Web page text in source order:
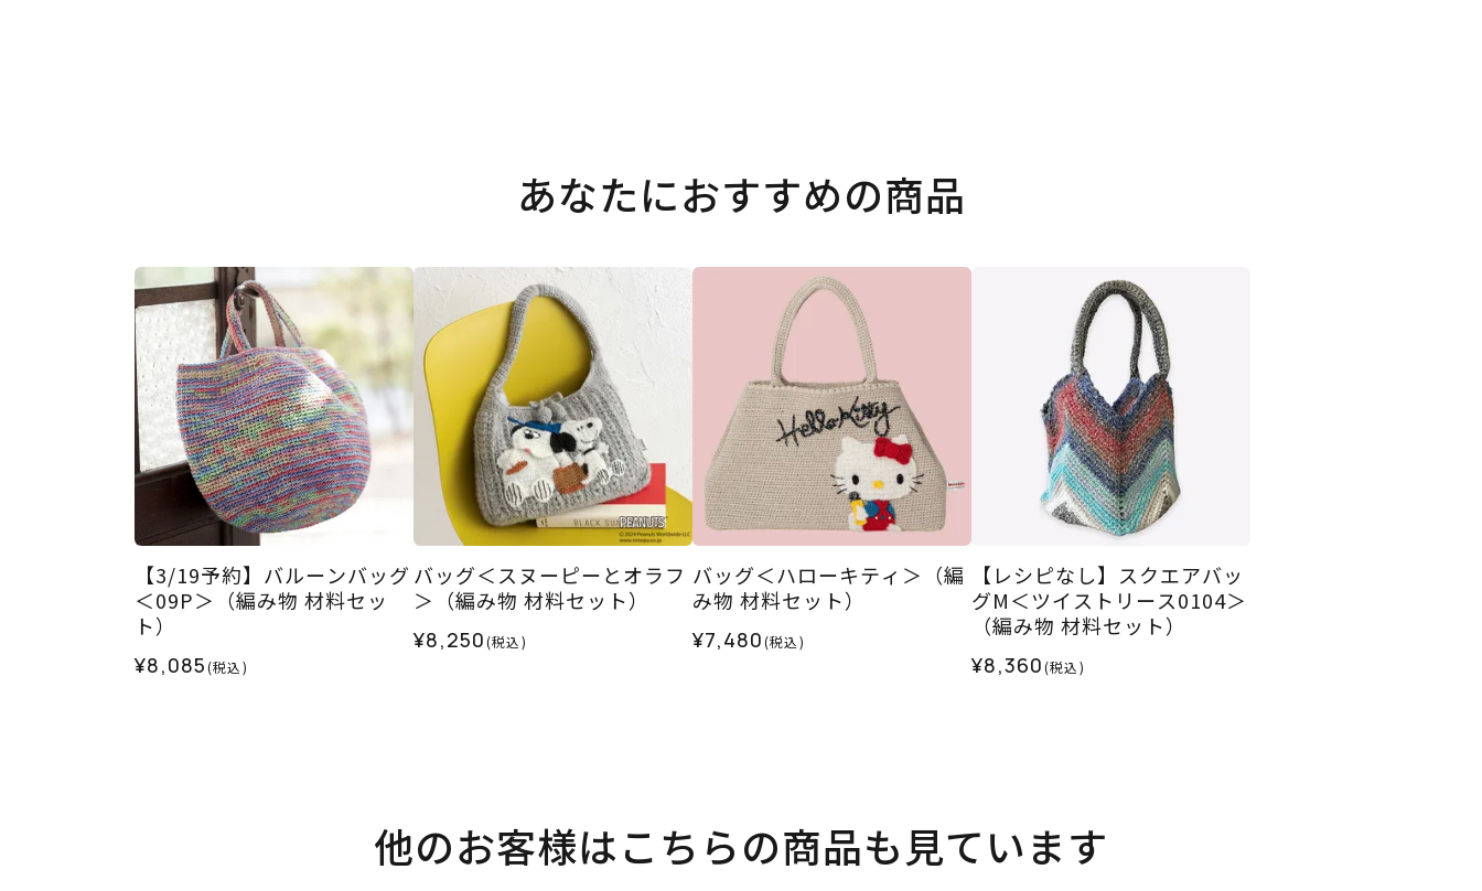
あなたにおすすめの商品
【3/19予約】バルーンバッグ
＜09P＞（編み物 材料セッ
ト）
¥8,085(税込)
バッグ＜スヌーピーとオラフ
＞（編み物 材料セット）
¥8,250(税込)
バッグ＜ハローキティ＞（編
み物 材料セット）
¥7,480(税込)
【レシピなし】スクエアバッ
グM＜ツイストリース0104＞
（編み物 材料セット）
¥8,360(税込)
他のお客様はこちらの商品も見ています